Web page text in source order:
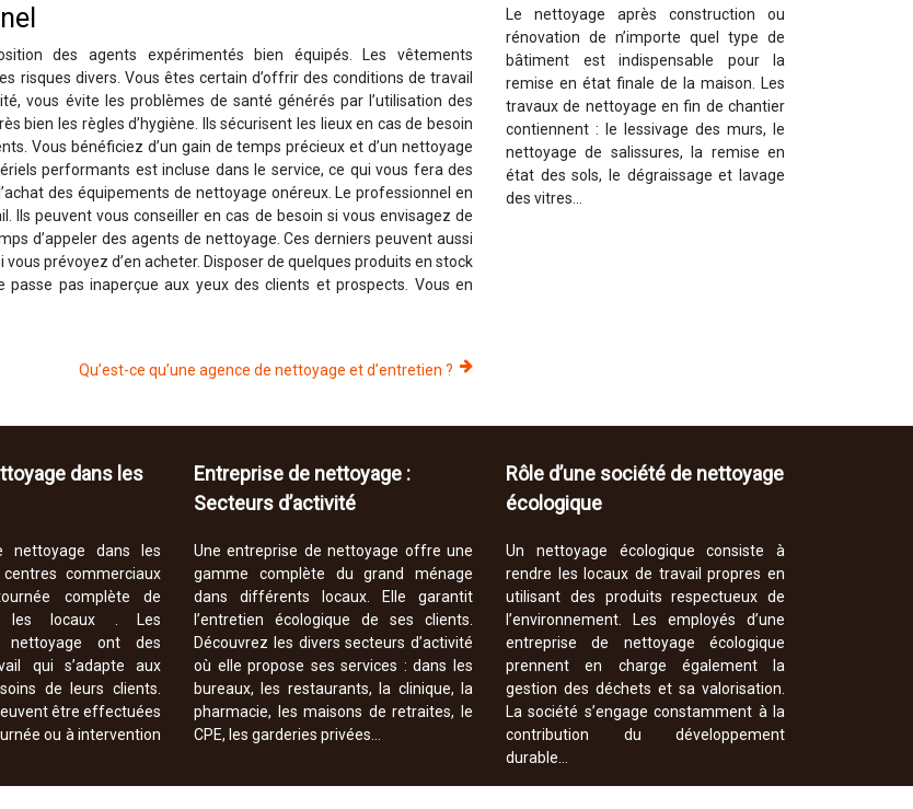
des agents expérimentés bien équipés. Les vêtements
risques divers. Vous êtes certain d’offrir des conditions de travail
vous évite les problèmes de santé générés par l’utilisation des
bien les règles d’hygiène. Ils sécurisent les lieux en cas de besoin
Vous bénéficiez d’un gain de temps précieux et d’un nettoyage
performants est incluse dans le service, ce qui vous fera des
des équipements de nettoyage onéreux. Le professionnel en
peuvent vous conseiller en cas de besoin si vous envisagez de
d’appeler des agents de nettoyage. Ces derniers peuvent aussi
prévoyez d’en acheter. Disposer de quelques produits en stock
pas inaperçue aux yeux des clients et prospects. Vous en
Qu’est-ce qu’une agence de nettoyage et d’entretien ?
Le nettoyage après construction ou
rénovation de n’importe quel type de
bâtiment est indispensable pour la
remise en état finale de la maison. Les
travaux de nettoyage en fin de chantier
contiennent : le lessivage des murs, le
nettoyage de salissures, la remise en
état des sols, le dégraissage et lavage
des vitres…
dans les
nettoyage dans les
commerciaux
complète de
les locaux . Les
nettoyage ont des
qui s’adapte aux
de leurs clients.
être effectuées
ou à intervention
Entreprise de nettoyage :
Secteurs d’activité
Une entreprise de nettoyage offre une
gamme complète du grand ménage
dans différents locaux. Elle garantit
l’entretien écologique de ses clients.
Découvrez les divers secteurs d’activité
où elle propose ses services : dans les
bureaux, les restaurants, la clinique, la
pharmacie, les maisons de retraites, le
CPE, les garderies privées…
Rôle d’une société de nettoyage
écologique
Un nettoyage écologique consiste à
rendre les locaux de travail propres en
utilisant des produits respectueux de
l’environnement. Les employés d’une
entreprise de nettoyage écologique
prennent en charge également la
gestion des déchets et sa valorisation.
La société s’engage constamment à la
contribution du développement
durable…